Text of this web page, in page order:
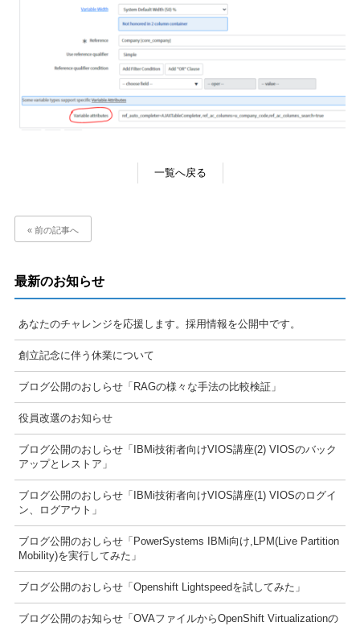
一覧へ戻る
« 前の記事へ
最新のお知らせ
あなたのチャレンジを応援します。採用情報を公開中です。
創立記念に伴う休業について
ブログ公開のおしらせ「RAGの様々な手法の比較検証」
役員改選のお知らせ
ブログ公開のおしらせ「IBMi技術者向けVIOS講座(2) VIOSのバック
アップとレストア」
ブログ公開のおしらせ「IBMi技術者向けVIOS講座(1) VIOSのログイ
ン、ログアウト」
ブログ公開のおしらせ「PowerSystems IBMi向け,LPM(Live Partition
Mobility)を実行してみた」
ブログ公開のおしらせ「Openshift Lightspeedを試してみた」
ブログ公開のお知らせ「OVAファイルからOpenShift Virtualizationの